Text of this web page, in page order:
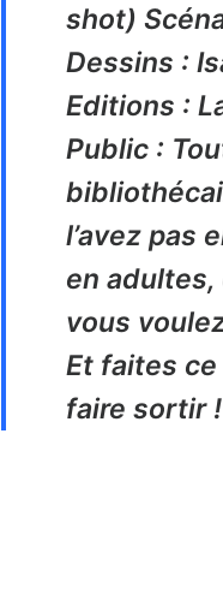
shot)
Dessins :
Editions :
Public :
l’avez pas
en
vous
Et faites ce
faire sortir !